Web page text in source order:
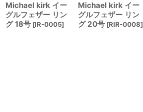
Michael kirk イー
グルフェザー リン
グ 18号 [IR-0005]
Michael kirk イー
グルフェザー リン
グ 20号 [RIR-0008]